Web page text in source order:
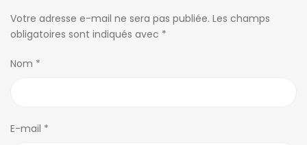
Votre adresse e-mail ne sera pas publiée. Les champs
obligatoires sont indiqués avec *
Nom *
E-mail *